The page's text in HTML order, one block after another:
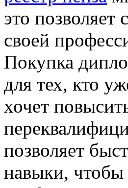
это позволяет
своей
Покупка
для тех, кто
хочет
позволяет
навыки, чтобы